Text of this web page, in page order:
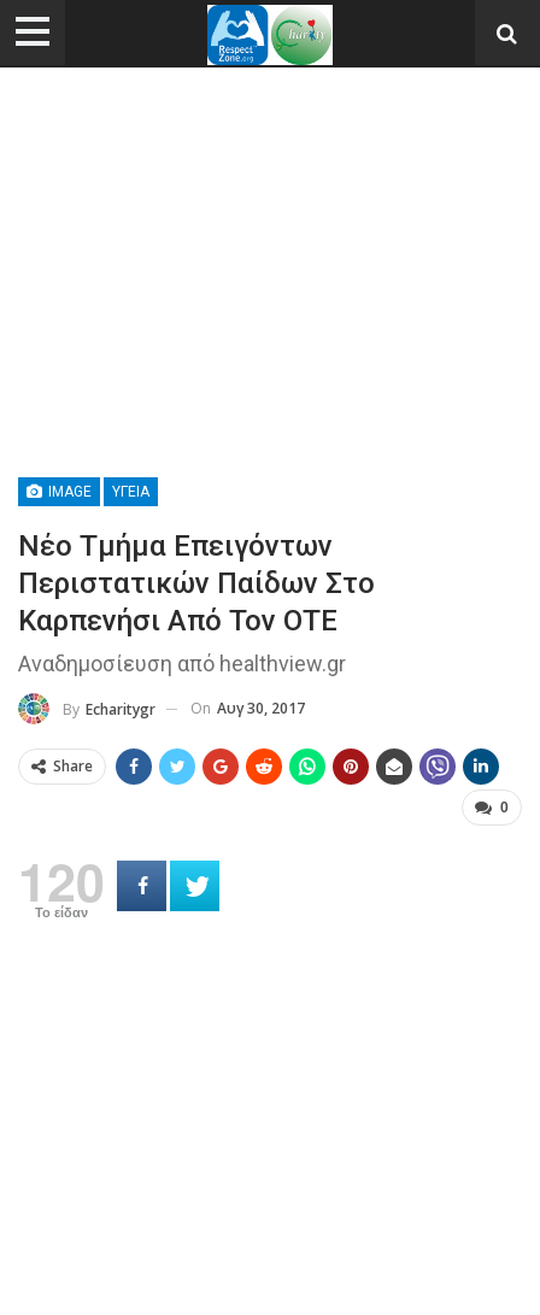
IMAGE ΥΓΕΊΑ
Νέο Τμήμα Επειγόντων
Περιστατικών Παίδων Στο
Καρπενήσι Από Τον ΟΤΕ
Αναδημοσίευση από healthview.gr
By Echaritygr On Αυγ 30, 2017
Share
0
120
Το είδαν